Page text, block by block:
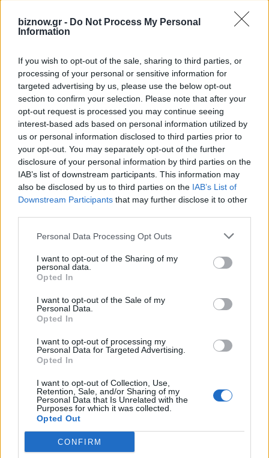
biznow.gr - Do Not Process My Personal
Information
If you wish to opt-out of the sale, sharing to third parties, or
processing of your personal or sensitive information for
targeted advertising by us, please use the below opt-out
section to confirm your selection. Please note that after your
opt-out request is processed you may continue seeing
interest-based ads based on personal information utilized by
us or personal information disclosed to third parties prior to
your opt-out. You may separately opt-out of the further
disclosure of your personal information by third parties on the
IAB’s list of downstream participants. This information may
also be disclosed by us to third parties on the IAB’s List of
Downstream Participants that may further disclose it to other
Personal Data Processing Opt Outs
I want to opt-out of the Sharing of my
personal data.
Opted In
I want to opt-out of the Sale of my
Personal Data.
Opted In
I want to opt-out of processing my
Personal Data for Targeted Advertising.
Opted In
I want to opt-out of Collection, Use,
Retention, Sale, and/or Sharing of my
Personal Data that Is Unrelated with the
Purposes for which it was collected.
Opted Out
CONFIRM
που όλοι οι άνθρωποι έχουν βιώσει ή βιώνουν και
ευκαιρία για ανάπτυξη, μάθηση και προσωπική
εξέλιξη. Χρησιμοποιώντας αυτές τις
στρατηγικές, μπορείς να αντιμετωπίσετε την
απόρριψη πιο αποτελεσματικά και να βγεις
δυνατότερος και περισσότερο αποτελεσματικός.
Ο Άκης Αγγελάκης είναι Σύμβουλος
Συνθετικής Προσέγγισης, Συγγραφέας 40
βιβλίων και Πρόεδρος της Mentors Academy.
Παράλληλα, είναι ο βασικός Μέντορας στο
Qualified Business and Life Mentor. Μάθετε
περισσότερα στο portal.akis-angelakis.com
coaching
FacebookTwitter
BizNow
Το BizNow.gr είναι αφιερωμένο στην ενδυνάμωση των
επιχειρήσεων, βάσει της λογικής «Disruption in Action»